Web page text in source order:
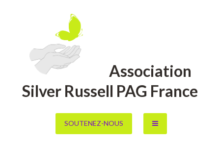
Association
Silver Russell PAG France
SOUTENEZ-NOUS